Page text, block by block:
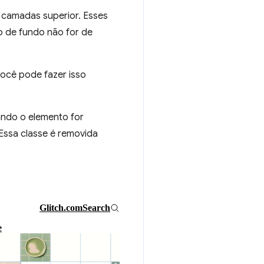
superior. Esses
de fundo não for de
pode fazer isso
o elemento for
classe é removida